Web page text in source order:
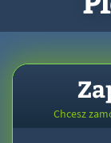
Chcesz